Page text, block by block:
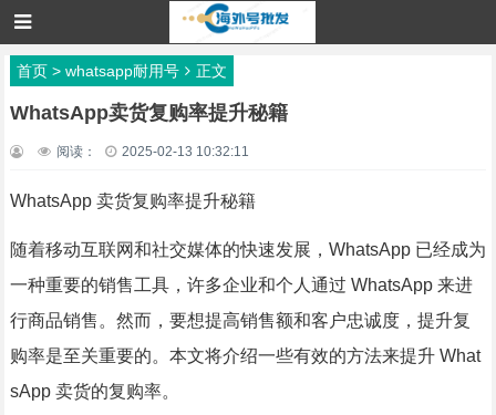
首页> whatsapp耐用号 正文
WhatsApp卖货复购率提升秘籍
阅读： 2025-02-13 10:32:11
WhatsApp 卖货复购率提升秘籍
随着移动互联网和社交媒体的快速发展，WhatsApp 已经成为
一种重要的销售工具，许多企业和个人通过 WhatsApp 来进
行商品销售。然而，要想提高销售额和客户忠诚度，提升复
购率是至关重要的。本文将介绍一些有效的方法来提升 What
sApp 卖货的复购率。